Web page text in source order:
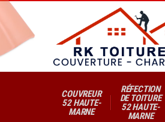
COUVREUR
52 HAUTE-
MARNE
RÉFECTION
DE TOITURE
52 HAUTE-
MARNE